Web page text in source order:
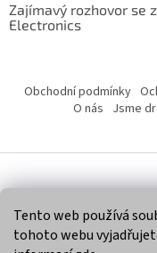
Tento web používá
tohoto webu
Zajímavý rozhovor se
Electronics
Obchodní podmínky
O nás Jsme